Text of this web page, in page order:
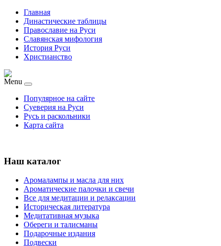
Главная
Династические таблицы
Православие на Руси
Славянская мифология
История Руси
Христианство
Menu
Популярное на сайте
Суеверия на Руси
Русь и раскольники
Карта сайта
Наш каталог
Аромалампы и масла для них
Ароматические палочки и свечи
Все для медитации и релаксации
Историческая литература
Медитативная музыка
Обереги и талисманы
Подарочные издания
Подвески